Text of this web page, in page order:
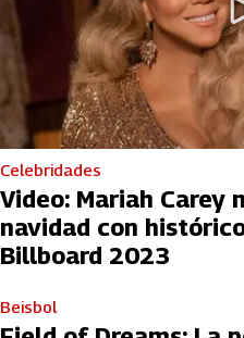
Celebridades
Video: Mariah Carey
navidad con
Billboard 2023
Beisbol